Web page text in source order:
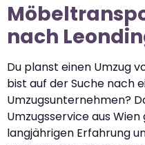
nach
Du planst einen Umzug
bist auf der Suche nach
Umzugsunternehmen?
Umzugsservice aus
langjährigen Erfahrung